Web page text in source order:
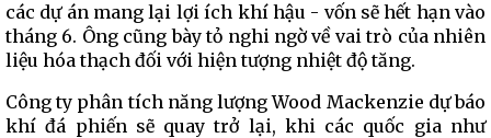
các dự án mang lại lợi ích khí hậu - vốn sẽ hết hạn vào
tháng 6. Ông cũng bày tỏ nghi ngờ về vai trò của nhiên
liệu hóa thạch đối với hiện tượng nhiệt độ tăng.
Công ty phân tích năng lượng Wood Mackenzie dự báo
khí đá phiến sẽ quay trở lại, khi các quốc gia như